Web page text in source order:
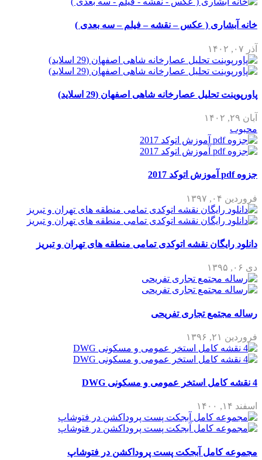
خانه آبشاری ( عکس – نقشه – فیلم – سه بعدی )
آذر ۰۷, ۱۴۰۲
پاورپوینت تحلیل عصارخانه شاهی اصفهان (29 اسلاید)
آبان ۲۹, ۱۴۰۲
محبوب
جزوه pdf آموزش اتوکد 2017
فروردین ۰۴, ۱۳۹۷
دانلود رایگان نقشه اتوکدی تمامی منطقه های تهران و تبریز
دی ۰۶, ۱۳۹۵
رساله مجتمع تجاری تفریحی
فروردین ۲۱, ۱۳۹۶
4 نقشه کامل استخر عمومی و مسکونی DWG
اسفند ۱۴, ۱۴۰۰
مجموعه کامل آبجکت پست پروداکشن در فتوشاپ